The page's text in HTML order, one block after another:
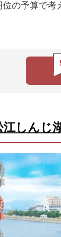
の予算で考
江しんじ